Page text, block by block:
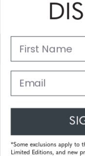
Support
First Name
Email
*Some exclusions apply to
Limited Editions, and new